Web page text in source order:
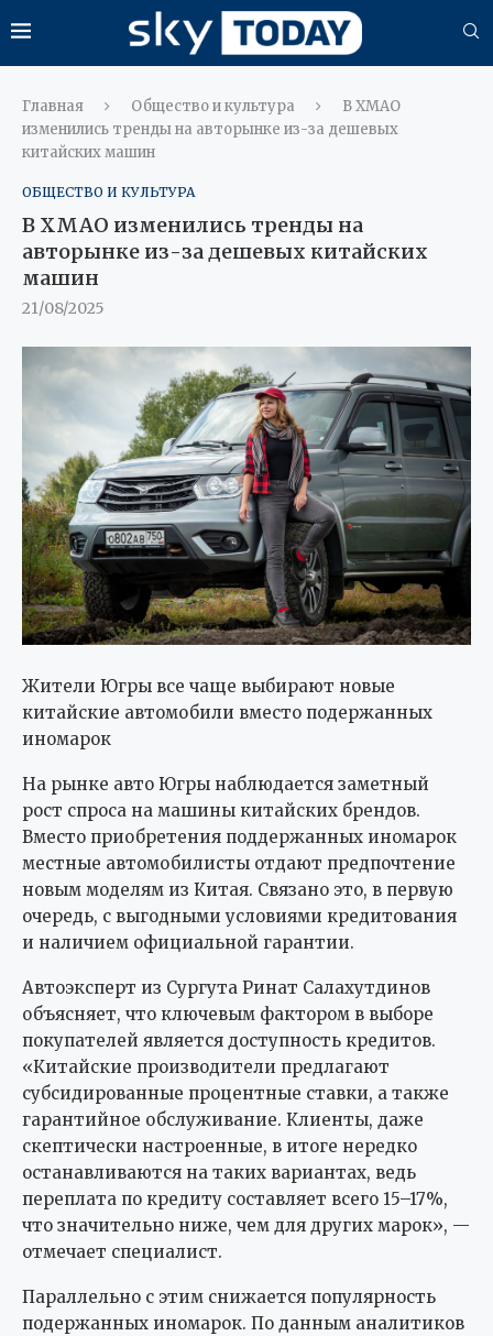
Главная Общество и культура
В ХМАО
изменились тренды на авторынке из-за дешевых
китайских машин
ОБЩЕСТВО И КУЛЬТУРА
В ХМАО изменились тренды на
авторынке из-за дешевых китайских
машин
21/08/2025
Жители Югры все чаще выбирают новые
китайские автомобили вместо подержанных
иномарок
На рынке авто Югры наблюдается заметный
рост спроса на машины китайских брендов.
Вместо приобретения поддержанных иномарок
местные автомобилисты отдают предпочтение
новым моделям из Китая. Связано это, в первую
очередь, с выгодными условиями кредитования
и наличием официальной гарантии.
Автоэксперт из Сургута Ринат Салахутдинов
объясняет, что ключевым фактором в выборе
покупателей является доступность кредитов.
«Китайские производители предлагают
субсидированные процентные ставки, а также
гарантийное обслуживание. Клиенты, даже
скептически настроенные, в итоге нередко
останавливаются на таких вариантах, ведь
переплата по кредиту составляет всего 15–17%,
что значительно ниже, чем для других марок», —
отмечает специалист.
Параллельно с этим снижается популярность
подержанных иномарок. По данным аналитиков